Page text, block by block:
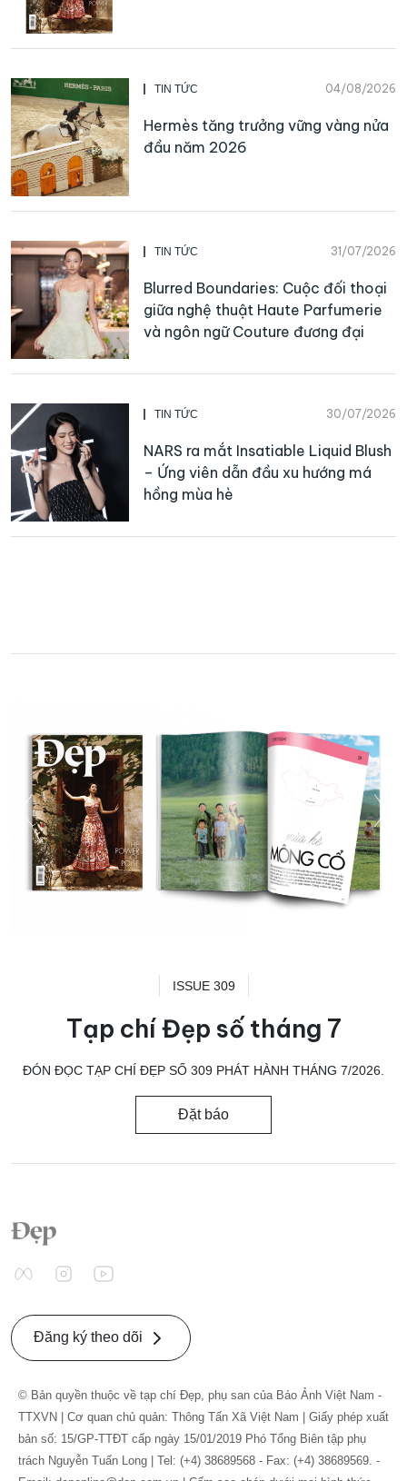
TIN TỨC 04/08/2026
Hermès tăng trưởng vững vàng nửa
đầu năm 2026
TIN TỨC 31/07/2026
Blurred Boundaries: Cuộc đối thoại
giữa nghệ thuật Haute Parfumerie
và ngôn ngữ Couture đương đại
TIN TỨC 30/07/2026
NARS ra mắt Insatiable Liquid Blush
– Ứng viên dẫn đầu xu hướng má
hồng mùa hè
ISSUE 309
Tạp chí Đẹp số tháng 7
ĐÓN ĐỌC TẠP CHÍ ĐẸP SỐ 309 PHÁT HÀNH THÁNG 7/2026.
Đặt báo
Đăng ký theo dõi
© Bản quyền thuộc về tạp chí Đẹp, phụ san của Báo Ảnh Việt Nam -
TTXVN | Cơ quan chủ quản: Thông Tấn Xã Việt Nam | Giấy phép xuất
bản số: 15/GP-TTĐT cấp ngày 15/01/2019 Phó Tổng Biên tập phụ
trách Nguyễn Tuấn Long | Tel: (+4) 38689568 - Fax: (+4) 38689569. -